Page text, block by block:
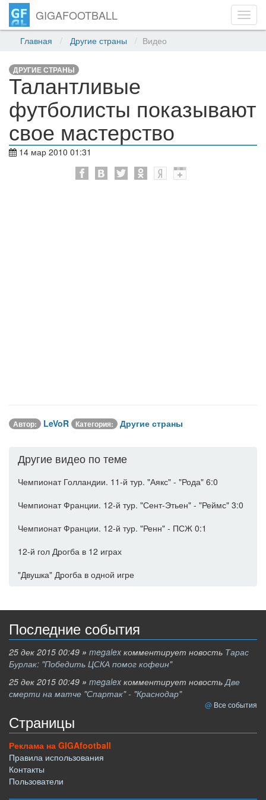
GIGAFOOTBALL
Главная Другие страны Видео
ДРУГИЕ СТРАНЫ
Талантливые
футболисты показывают
свое мастерство
14 мар 2010 01:31
Автор: LeVoR Категория: Другие страны
Другие видео по теме
Чемпионат Голландии. 11-й тур. "Аякс" - "Рода" 6:0
Чемпионат Франции. 12-й тур. "Сент-Этьен" - "Реймс" 3:0
Чемпионат Франции. 12-й тур. "Ренн" - ПСЖ 0:1
12-й гол Дрогба в 12 играх
"Двушка" Дрогба в одной игре
Последние события
25 дек 2015 00:49 » megalex комментирует новость Тарас
Бурлак: "Победить ЦСКА помог кофеин"
25 дек 2015 00:49 » megalex комментирует новостьДве
смерти на матче "Спартак" - "Краснодар"
Все события
Страницы
Реклама на GIGAfootball
Правила использования
Контакты
Пользователи